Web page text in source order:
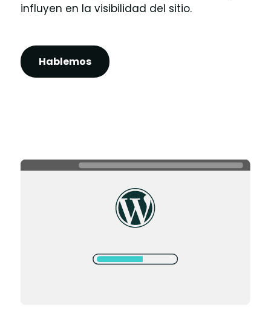
influyen en la visibilidad del sitio.
Hablemos